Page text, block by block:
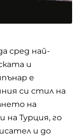
сред най-
и
е
си стил на
на
Турция, го
и до